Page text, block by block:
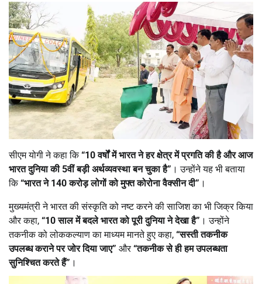
सीएम योगी ने कहा कि“10 वर्षों में भारत ने हर क्षेत्र में प्रगति की है और आज
भारत दुनिया की 5वीं बड़ी अर्थव्यवस्था बन चुका है” । उन्होंने यह भी बताया
कि“भारत ने 140 करोड़ लोगों को मुफ्त कोरोना वैक्सीन दी” ।
मुख्यमंत्री ने भारत की संस्कृति को नष्ट करने की साजिश का भी जिक्र किया
और कहा, “10 साल में बदले भारत को पूरी दुनिया ने देखा है” । उन्होंने
तकनीक को लोककल्याण का माध्यम मानते हुए कहा, “सस्ती तकनीक
उपलब्ध कराने पर जोर दिया जाए” और“तकनीक से ही हम उपलब्धता
सुनिश्चित करते हैं” ।